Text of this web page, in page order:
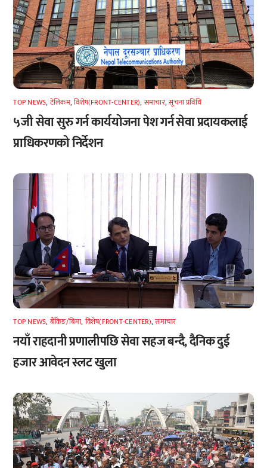
TOP NEWS, टेलिकम,विशेष(FRONT-CENTER), समाचार,सूचना प्रविधि
५जी सेवा सुरु गर्न कार्ययोजना पेश गर्न सेवा प्रदायकलाई
प्राधिकरणको निर्देशन
TOP NEWS, बैंकिङ/बिमा, विशेष(FRONT-CENTER),समाचार
नयाँ राहदानी प्रणालीपछि सेवा सहज बन्दै, दैनिक दुई
हजार आवेदन स्लट खुला